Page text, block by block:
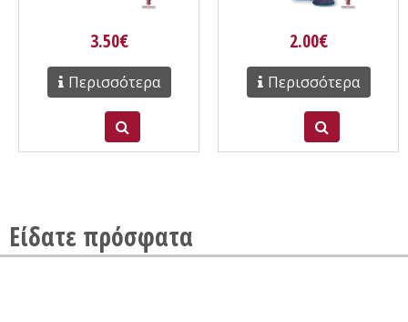
3.50€
Περισσότερα
2.00€
Περισσότερα
Είδατε πρόσφατα